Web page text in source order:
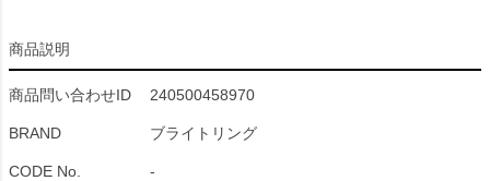
商品説明
商品問い合わせID 240500458970
BRAND ブライトリング
CODE No.
-